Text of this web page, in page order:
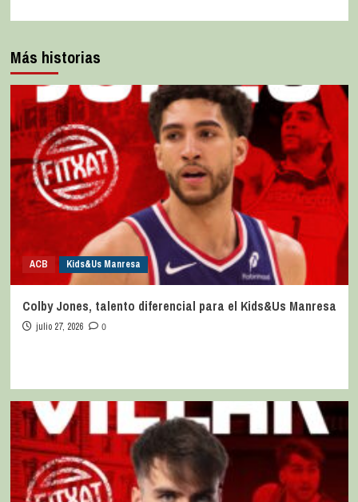
Más historias
ACB Kids&Us Manresa
Colby Jones, talento diferencial para el Kids&Us Manresa
julio 27, 2026 0